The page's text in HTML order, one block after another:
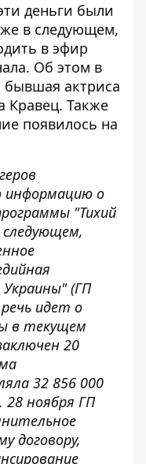
деньги были
в следующем,
в эфир
Об этом в
бывшая актриса
Кравец. Также
появилось на
информацию о
"Тихий
следующем,
(ГП
идет о
в текущем
20
32 856 000
28 ноября ГП
договору,